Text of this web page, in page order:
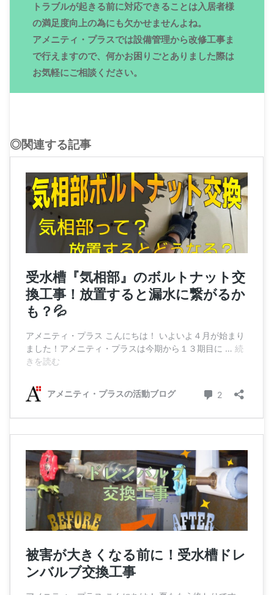
トラブルが起きる前に対応できることは入居者様
の満足度向上の為にも欠かせませんよね。
アメニティ・プラスでは設備管理から改修工事ま
で行えますので、何かお困りごとありました際は
お気軽にご相談ください。
◎関連する記事